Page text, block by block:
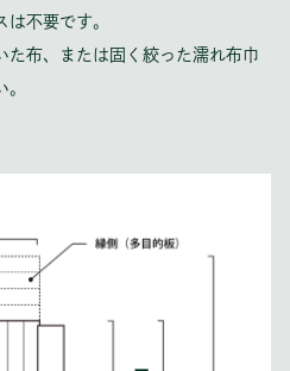
不要です。
た布、または固く絞った濡れ布巾